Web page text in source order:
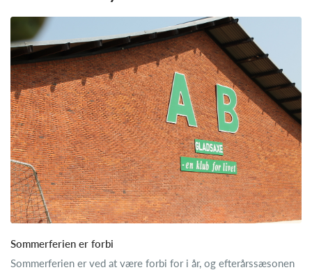
Sommerferien er forbi
Sommerferien er ved at være forbi for i år, og efterårssæsonen